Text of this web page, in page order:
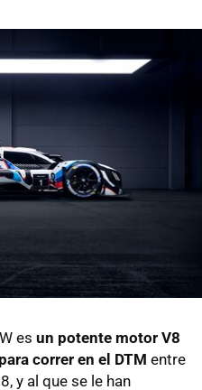
es un potente motor V8
correr en el DTM entre
y al que se le han